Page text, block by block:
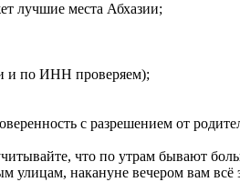
лучшие места Абхазии;
и по ИНН проверяем);
с разрешением от
что по утрам бывают
улицам, накануне вечером вам всё